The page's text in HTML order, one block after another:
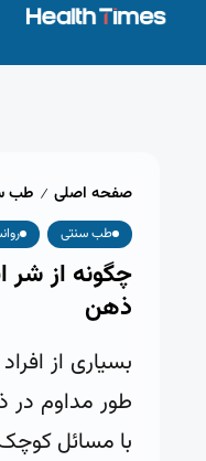
صفحه اصلی / طب
طب سنتی
چگونه از شر
ذهن
بسیاری از
طور مداوم در
با مسائل کوچک